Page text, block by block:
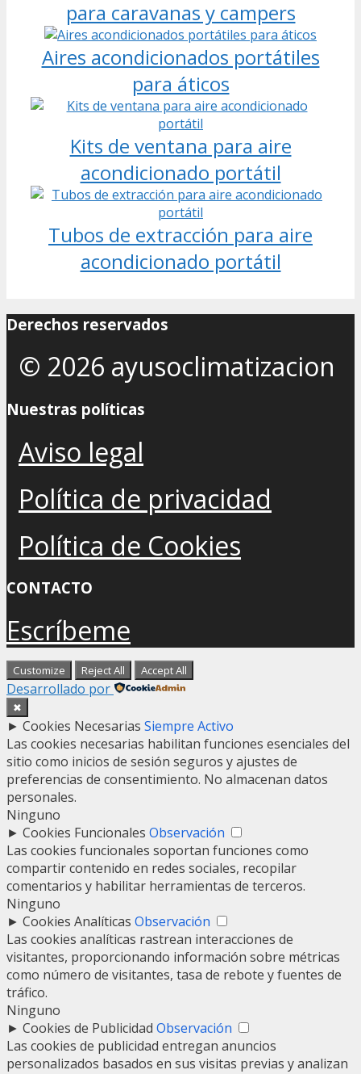
para caravanas y campers
Aires acondicionados portátiles
para áticos
Kits de ventana para aire
acondicionado portátil
Tubos de extracción para aire
acondicionado portátil
Derechos reservados
© 2026 ayusoclimatizacion
Nuestras políticas
Aviso legal
Política de privacidad
Política de Cookies
CONTACTO
Escríbeme
Customize Reject All Accept All
Desarrollado por
✖
► Cookies Necesarias Siempre Activo
Las cookies necesarias habilitan funciones esenciales del
sitio como inicios de sesión seguros y ajustes de
preferencias de consentimiento. No almacenan datos
personales.
Ninguno
► Cookies Funcionales Observación
Las cookies funcionales soportan funciones como
compartir contenido en redes sociales, recopilar
comentarios y habilitar herramientas de terceros.
Ninguno
► Cookies Analíticas Observación
Las cookies analíticas rastrean interacciones de
visitantes, proporcionando información sobre métricas
como número de visitantes, tasa de rebote y fuentes de
tráfico.
Ninguno
► Cookies de Publicidad Observación
Las cookies de publicidad entregan anuncios
personalizados basados en sus visitas previas y analizan